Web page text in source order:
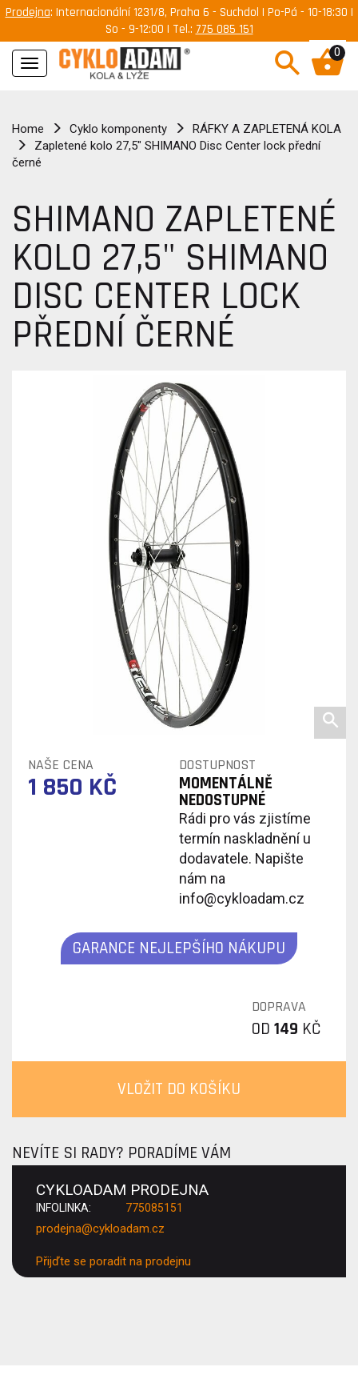
Prodejna: Internacionální 1231/8, Praha 6 - Suchdol | Po-Pá - 10-18:30 |
So - 9-12:00 | Tel.: 775 085 151
Navigace
0
Home Cyklo komponenty
RÁFKY A ZAPLETENÁ KOLA
Zapletené kolo 27,5" SHIMANO Disc Center lock přední
černé
SHIMANO ZAPLETENÉ
KOLO 27,5" SHIMANO
DISC CENTER LOCK
PŘEDNÍ ČERNÉ
NAŠE CENA DOSTUPNOST
1 850 KČ MOMENTÁLNĚ
NEDOSTUPNÉ
Rádi pro vás zjistíme
termín naskladnění u
dodavatele. Napište
nám na
info@cykloadam.cz
GARANCE NEJLEPŠÍHO NÁKUPU
DOPRAVA
OD 149 KČ
VLOŽIT DO KOŠÍKU
NEVÍTE SI RADY? PORADÍME VÁM
CYKLOADAM PRODEJNA
INFOLINKA: 775085151
prodejna@cykloadam.cz
Přijďte se poradit na prodejnu